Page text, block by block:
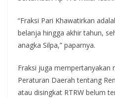
“Fraksi Pari Khawatirkan
belanja hingga akhir tahun,
anagka Silpa,” paparnya.
Fraksi juga mempertanyakan
Peraturan Daerah tentang
atau disingkat RTRW belum